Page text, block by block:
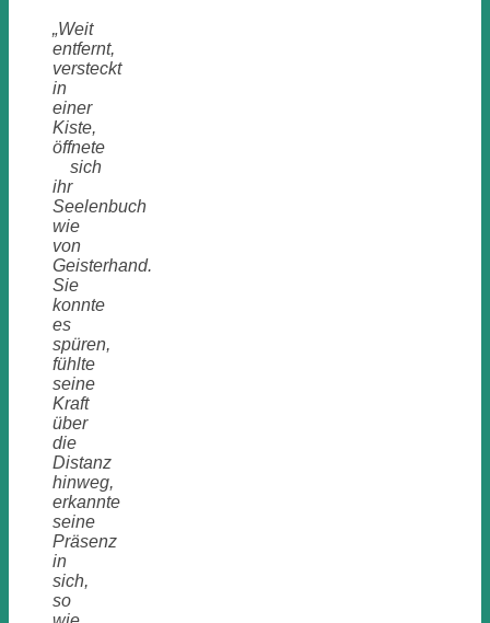
„Weit
entfernt,
versteckt
in
einer
Kiste,
öffnete
sich
ihr
Seelenbuch
wie
von
Geisterhand.
Sie
konnte
es
spüren,
fühlte
seine
Kraft
über
die
Distanz
hinweg,
erkannte
seine
Präsenz
in
sich,
so